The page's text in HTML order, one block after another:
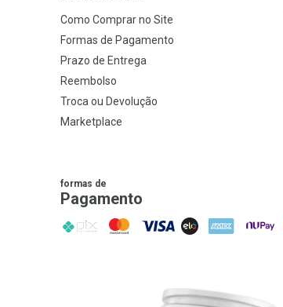
Como Comprar no Site
Formas de Pagamento
Prazo de Entrega
Reembolso
Troca ou Devolução
Marketplace
formas de
Pagamento
PIX MasterCard
VISA ELO AMEX NuPay